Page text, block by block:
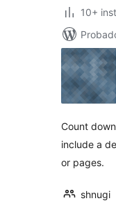
10+
Count
include a
or pages.
shnugi